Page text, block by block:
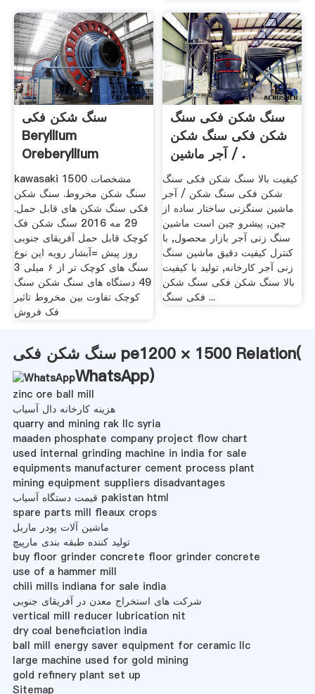
سنگ شکن فکی
Beryllium
Oreberyllium
kawasaki 1500 مشخصات
سنگ شکن مخروط. سنگ شکن
فکی سنگ شکن های قابل حمل.
29 مه 2016 سنگ شکن فک
کوچک قابل حمل آفریقای جنوبی
روز پیش =آبشار رویه این نوع
سنگ های کوچک تر از ۶ میلی 3
49 دستگاه های سنگ شکن سنگ
کوچک تفاوت بین مخروط تاثیر
فک فروش
سنگ شکن فکی سنگ
شکن فکی سنگ شکن
/ آجر ماشین .
کیفیت بالا سنگ شکن فکی سنگ
شکن فکی سنگ شکن / آجر
ماشین سنگزنی ساختار ساده از
چین, پیشرو چین است ماشین
سنگ زنی آجر بازار محصول, با
کنترل کیفیت دقیق ماشین سنگ
زنی آجر کارخانه, تولید با کیفیت
بالا سنگ شکن فکی سنگ شکن
فکی سنگ ...
سنگ شکن فکی pe1200 × 1500 Relation(
WhatsApp)
zinc ore ball mill
هزینه کارخانه دال آسیاب
quarry and mining rak llc syria
maaden phosphate company project flow chart
used internal grinding machine in india for sale
equipments manufacturer cement process plant
mining equipment suppliers disadvantages
قیمت دستگاه آسیاب pakistan html
spare parts mill fleaux crops
ماشین آلات پودر ماربل
تولید کننده طبقه بندی مارپیچ
buy floor grinder concrete floor grinder concrete
use of a hammer mill
chili mills indiana for sale india
شرکت های استخراج معدن در آفریقای جنوبی
vertical mill reducer lubrication nit
dry coal beneficiation india
ball mill energy saver equipment for ceramic llc
large machine used for gold mining
gold refinery plant set up
Sitemap